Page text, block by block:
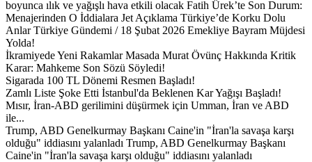
boyunca ılık ve yağışlı hava etkili olacak Fatih Ürek’te Son Durum:
Menajerinden O İddialara Jet Açıklama Türkiye’de Korku Dolu
Anlar Türkiye Gündemi / 18 Şubat 2026 Emekliye Bayram Müjdesi
Yolda!
İkramiyede Yeni Rakamlar Masada Murat Övünç Hakkında Kritik
Karar: Mahkeme Son Sözü Söyledi!
Sigarada 100 TL Dönemi Resmen Başladı!
Zamlı Liste Şoke Etti İstanbul'da Beklenen Kar Yağışı Başladı!
Mısır, İran-ABD gerilimini düşürmek için Umman, İran ve ABD
ile...
Trump, ABD Genelkurmay Başkanı Caine'in "İran'la savaşa karşı
olduğu" iddiasını yalanladı Trump, ABD Genelkurmay Başkanı
Caine'in "İran'la savaşa karşı olduğu" iddiasını yalanladı